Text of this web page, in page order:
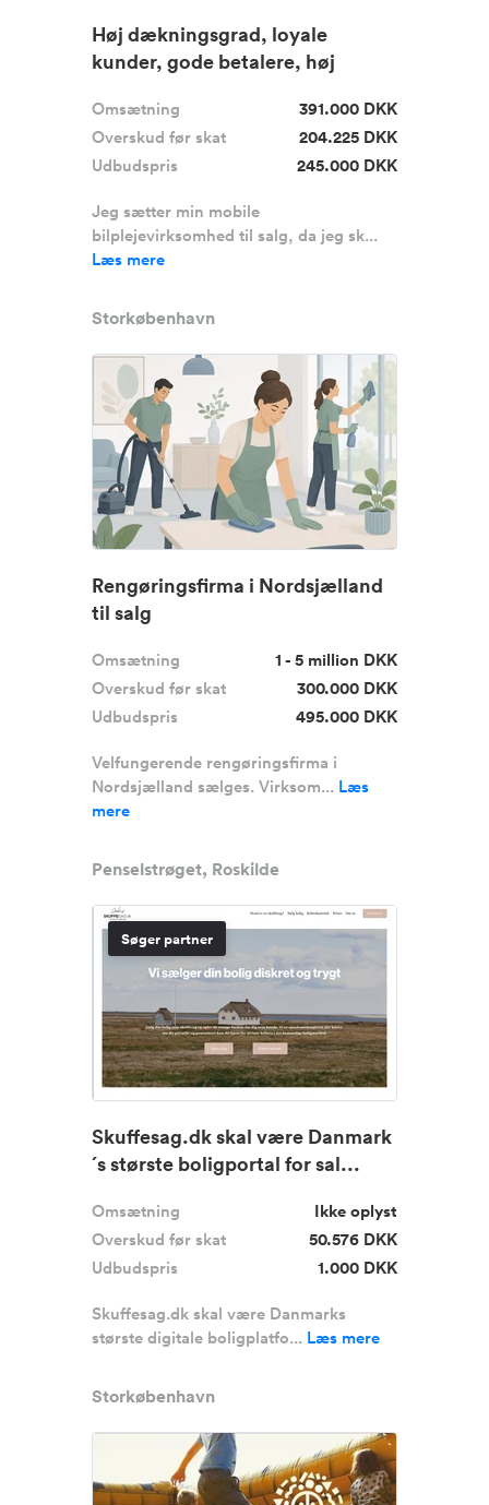
Høj dækningsgrad, loyale
kunder, gode betalere, høj
Omsætning
391.000 DKK
Overskud før skat
204.225 DKK
Udbudspris
245.000 DKK
Jeg sætter min mobile
bilplejevirksomhed til salg, da jeg sk...
Læs mere
Storkøbenhavn
Rengøringsfirma i Nordsjælland
til salg
Omsætning
1 - 5 million DKK
Overskud før skat
300.000 DKK
Udbudspris
495.000 DKK
Velfungerende rengøringsfirma i
Nordsjælland sælges. Virksom... Læs
mere
Penselstrøget, Roskilde
Søger partner
Skuffesag.dk skal være Danmark
´s største boligportal for sal...
Omsætning
Ikke oplyst
Overskud før skat
50.576 DKK
Udbudspris
1.000 DKK
Skuffesag.dk skal være Danmarks
største digitale boligplatfo... Læs mere
Storkøbenhavn